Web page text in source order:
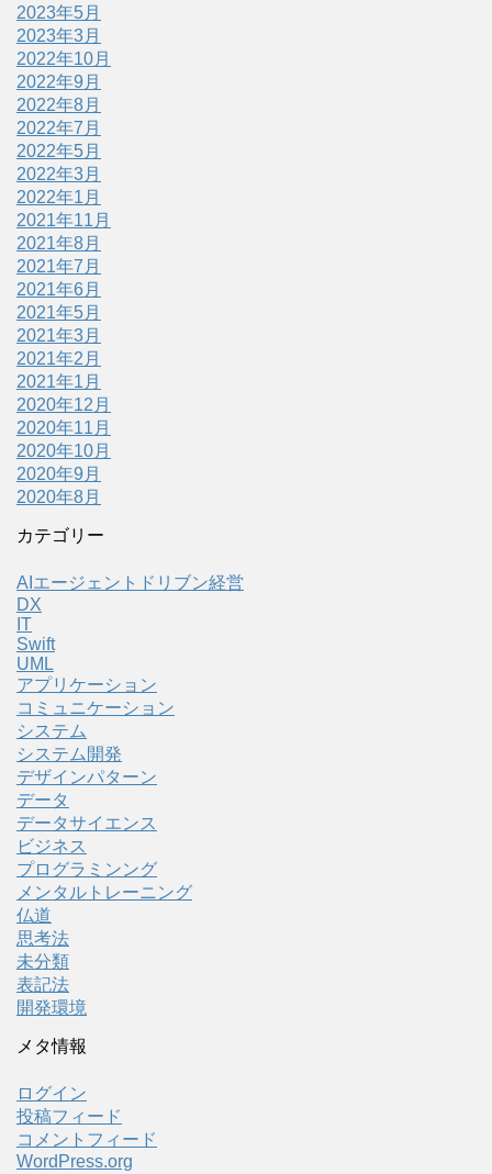
2023年5月
2023年3月
2022年10月
2022年9月
2022年8月
2022年7月
2022年5月
2022年3月
2022年1月
2021年11月
2021年8月
2021年7月
2021年6月
2021年5月
2021年3月
2021年2月
2021年1月
2020年12月
2020年11月
2020年10月
2020年9月
2020年8月
カテゴリー
AIエージェントドリブン経営
DX
IT
Swift
UML
アプリケーション
コミュニケーション
システム
システム開発
デザインパターン
データ
データサイエンス
ビジネス
プログラミンング
メンタルトレーニング
仏道
思考法
未分類
表記法
開発環境
メタ情報
ログイン
投稿フィード
コメントフィード
WordPress.org